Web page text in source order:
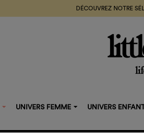
DÉCOUVREZ NOTRE
UNIVERS FEMME UNIVERS